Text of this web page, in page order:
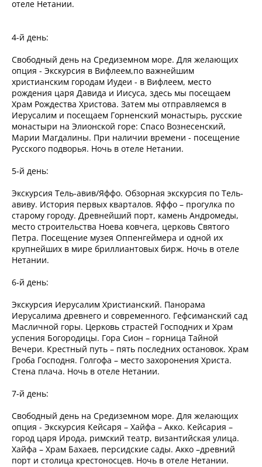
отеле Нетании.
4-й день:
Свободный день на Средиземном море. Для желающих
опция - Экскурсия в Вифлеем,по важнейшим
христианским городам Иудеи - в Вифлеем, место
рождения царя Давида и Иисуса, здесь мы посещаем
Храм Рождества Христова. Затем мы отправляемся в
Иерусалим и посещаем Горненский монастырь, русские
монастыри на Элионской горе: Спасо Вознесенский,
Марии Магдалины. При наличии времени - посещение
Русского подворья. Ночь в отеле Нетании.
5-й день:
Экскурсия Тель-авив/Яффо. Обзорная экскурсия по Тель-
авиву. История первых кварталов. Яффо – прогулка по
старому городу. Древнейший порт, камень Андромеды,
место строительства Ноева ковчега, церковь Святого
Петра. Посещение музея Оппенгеймера и одной их
крупнейших в мире бриллиантовых бирж. Ночь в отеле
Нетании.
6-й день:
Экскурсия Иерусалим Христианский. Панорама
Иерусалима древнего и современного. Гефсиманский сад
Масличной горы. Церковь страстей Господних и Храм
успения Богородицы. Гора Сион – горница Тайной
Вечери. Крестный путь – пять последних остановок. Храм
Гроба Господня. Голгофа – место захоронения Христа.
Стена плача. Ночь в отеле Нетании.
7-й день:
Свободный день на Средиземном море. Для желающих
опция - Экскурсия Кейсаря – Хайфа – Акко. Кейсария –
город царя Ирода, римский театр, византийская улица.
Хайфа – Храм Бахаев, персидские сады. Акко –древний
порт и столица крестоносцев. Ночь в отеле Нетании.